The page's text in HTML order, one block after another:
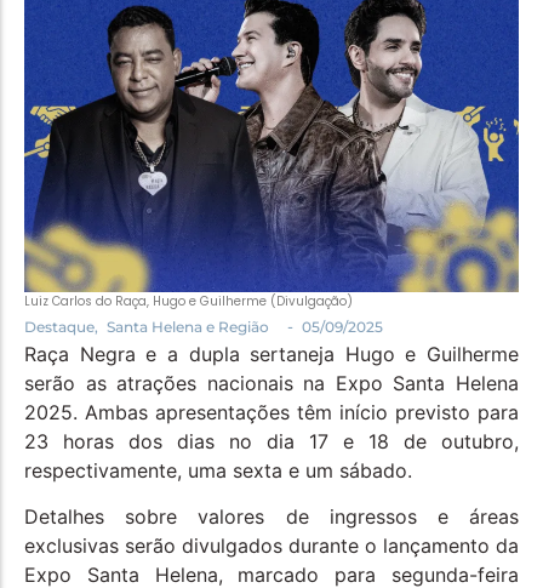
Santa Helena e Região
Saúde e Bem-Estar
Luiz Carlos do Raça, Hugo e Guilherme (Divulgação)
Destaque, Santa Helena e Região - 05/09/2025
Raça Negra e a dupla sertaneja Hugo e Guilherme
serão as atrações nacionais na Expo Santa Helena
2025. Ambas apresentações têm início previsto para
23 horas dos dias no dia 17 e 18 de outubro,
respectivamente, uma sexta e um sábado.
Detalhes sobre valores de ingressos e áreas
exclusivas serão divulgados durante o lançamento da
Expo Santa Helena, marcado para segunda-feira